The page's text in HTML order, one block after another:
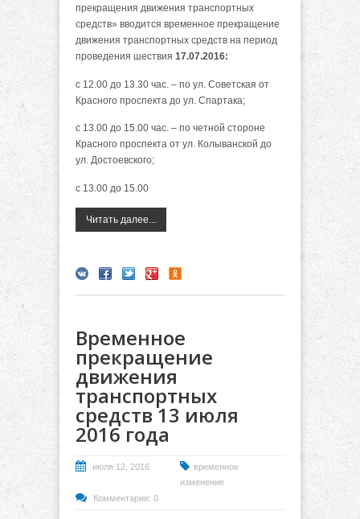
прекращения движения транспортных
средств» вводится временное прекращение
движения транспортных средств на период
проведения шествия 17.07.2016:
с 12.00 до 13.30 час. – по ул. Советская от
Красного проспекта до ул. Спартака;
с 13.00 до 15.00 час. – по четной стороне
Красного проспекта от ул. Колыванской до
ул. Достоевского;
с 13.00 до 15.00
Читать далее...
Временное
прекращение
движения
транспортных
средств 13 июля
2016 года
июля 12, 2016
временное
изменение
Комментарии: 0